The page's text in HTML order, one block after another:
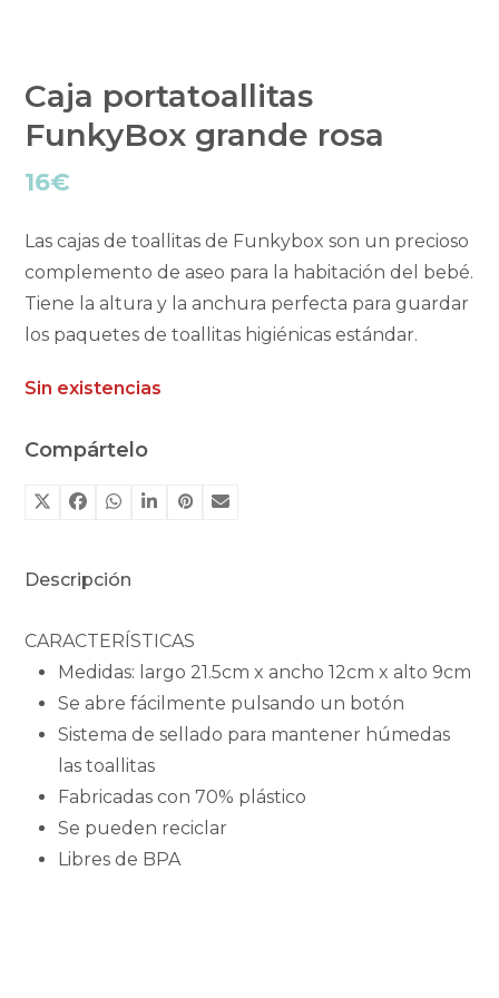
Caja portatoallitas
FunkyBox grande rosa
16€
Las cajas de toallitas de Funkybox son un precioso
complemento de aseo para la habitación del bebé.
Tiene la altura y la anchura perfecta para guardar
los paquetes de toallitas higiénicas estándar.
Sin existencias
Compártelo
Descripción
CARACTERÍSTICAS
Medidas: largo 21.5cm x ancho 12cm x alto 9cm
Se abre fácilmente pulsando un botón
Sistema de sellado para mantener húmedas
las toallitas
Fabricadas con 70% plástico
Se pueden reciclar
Libres de BPA